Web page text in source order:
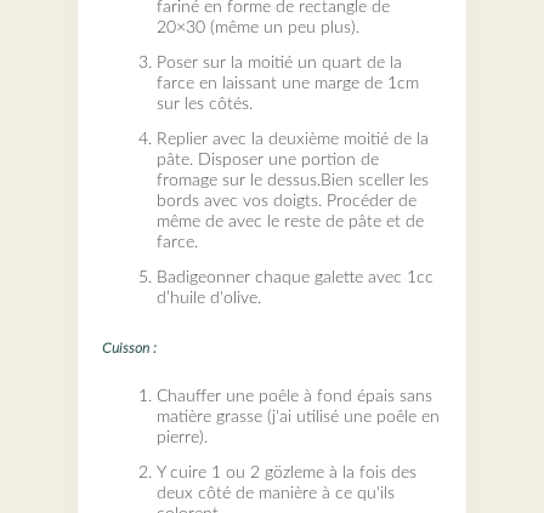
fariné en forme de rectangle de
20×30 (même un peu plus).
Poser sur la moitié un quart de la
farce en laissant une marge de 1cm
sur les côtés.
Replier avec la deuxième moitié de la
pâte. Disposer une portion de
fromage sur le dessus.Bien sceller les
bords avec vos doigts. Procéder de
même de avec le reste de pâte et de
farce.
Badigeonner chaque galette avec 1cc
d’huile d'olive.
Cuisson :
Chauffer une poêle à fond épais sans
matière grasse (j'ai utilisé une poêle en
pierre).
Y cuire 1 ou 2 gözleme à la fois des
deux côté de manière à ce qu'ils